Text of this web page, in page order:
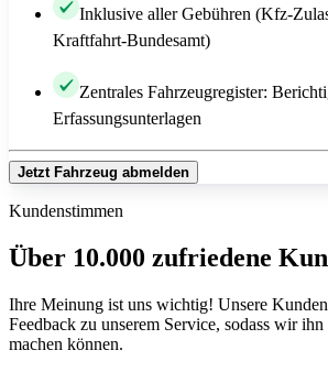
Inklusive aller Gebühren (Kfz-
Kraftfahrt-Bundesamt)
Zentrales Fahrzeugregister:
Erfassungsunterlagen
Jetzt Fahrzeug abmelden
Kundenstimmen
Über 10.000 zufriedene
Ihre Meinung ist uns wichtig! Unsere
Feedback zu unserem Service, sodass wir ihn
machen können.